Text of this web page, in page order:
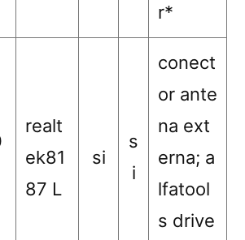
r*
realt
ek81
87 L
si
s
i
conect
or ante
na ext
erna; a
lfatool
s drive